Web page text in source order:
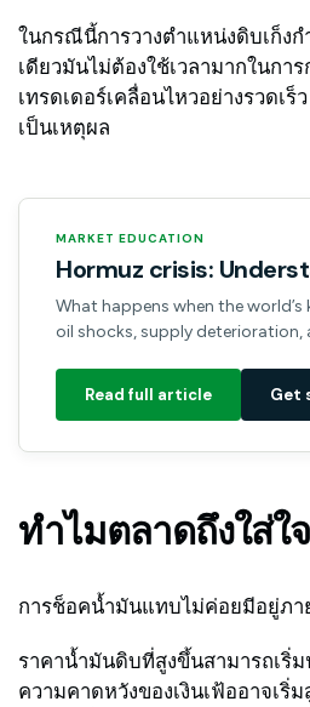
ในกรณีนี้การวางตำแหน่งดิบเก็ง
เดียวมันไม่ต้องใช้เวลามากในกา
เทรดเดอร์เคลื่อนไหวอย่างรวดเ
เป็นเหตุผล
MARKET EDUCATION
Hormuz crisis:
What happens when the
oil shocks, supply deterioration,
Read full article Get
ทำไมตลาดถึงใส่ใจ
การช็อคน้ำมันแทบไม่ค่อยมีอยู่ภา
ราคาน้ำมันดิบที่สูงขึ้นสามารถเริ่
ความคาดหวังของเงินเฟ้ออาจเริ่